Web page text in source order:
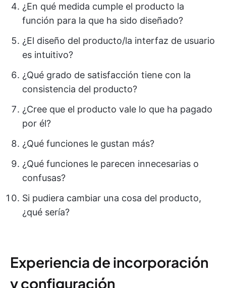
¿En qué medida cumple el producto la
función para la que ha sido diseñado?
¿El diseño del producto/la interfaz de usuario
es intuitivo?
¿Qué grado de satisfacción tiene con la
consistencia del producto?
¿Cree que el producto vale lo que ha pagado
por él?
¿Qué funciones le gustan más?
¿Qué funciones le parecen innecesarias o
confusas?
Si pudiera cambiar una cosa del producto,
¿qué sería?
Experiencia de incorporación
y configuración